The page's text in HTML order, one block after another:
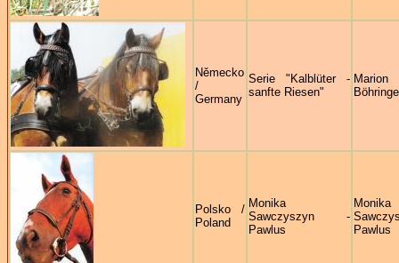
Německo
/
Germany
Serie "Kalblüter -
sanfte Riesen"
Marion
Polsko /
Poland
Monika
Sawczyszyn -
Pawlus
Monika
Pawlus